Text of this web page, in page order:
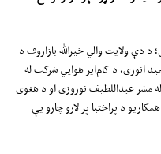
دې ولایت والي خیرالله بازاروف د
انوري، د کام‌ایر هوايي شرکت له
مشر عبداللطیف نوروزي او د هغوی
د پراختیا پر لارو چارو یې